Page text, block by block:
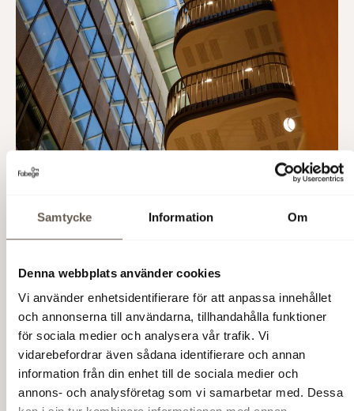
Samtycke Information Om
Denna webbplats använder cookies
Vi använder enhetsidentifierare för att anpassa innehållet
och annonserna till användarna, tillhandahålla funktioner
för sociala medier och analysera vår trafik. Vi
vidarebefordrar även sådana identifierare och annan
information från din enhet till de sociala medier och
annons- och analysföretag som vi samarbetar med. Dessa